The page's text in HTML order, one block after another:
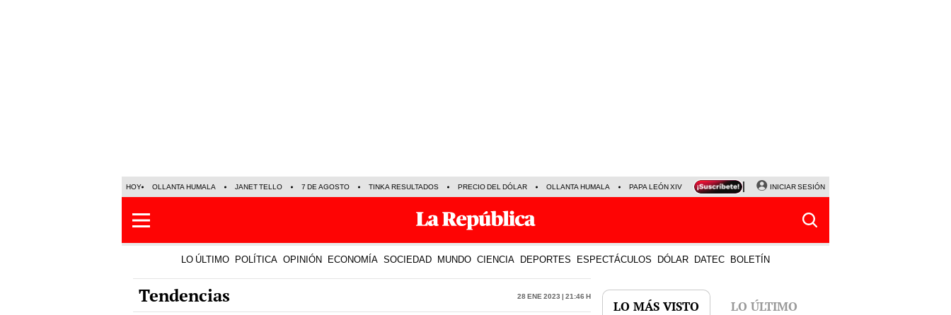
HOY OLLANTA HUMALA JANET TELLO 7 DE AGOSTO TINKA RESULTADOS PRECIO DEL DÓLAR OLLANTA HUMALA PAPA LEÓN XIV NALDY SALDAÑA LA BELLA LUZ
INICIAR SESIÓN
LO ÚLTIMO POLÍTICA OPINIÓN ECONOMÍA SOCIEDAD MUNDO CIENCIA DEPORTES ESPECTÁCULOS DÓLAR DATEC BOLETÍN
Tendencias 28 Ene 2023 | 21:46 h
LO MÁS VISTO LO ÚLTIMO